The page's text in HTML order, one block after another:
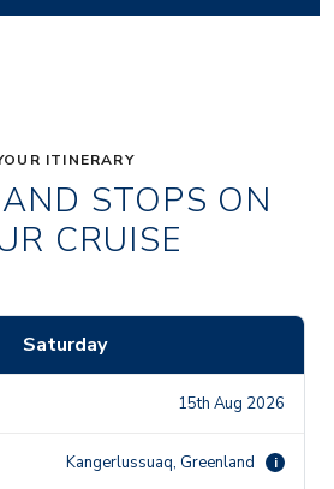
ITINERARY
STOPS ON
CRUISE
Saturday
15th Aug 2026
Kangerlussuaq, Greenland i